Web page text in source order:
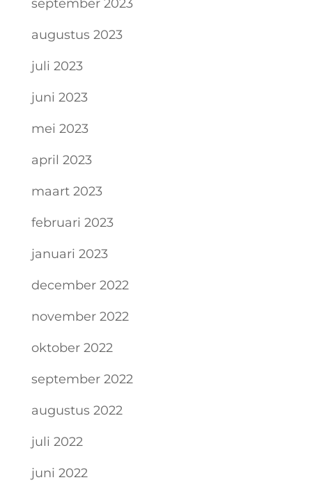
september 2023
augustus 2023
juli 2023
juni 2023
mei 2023
april 2023
maart 2023
februari 2023
januari 2023
december 2022
november 2022
oktober 2022
september 2022
augustus 2022
juli 2022
juni 2022